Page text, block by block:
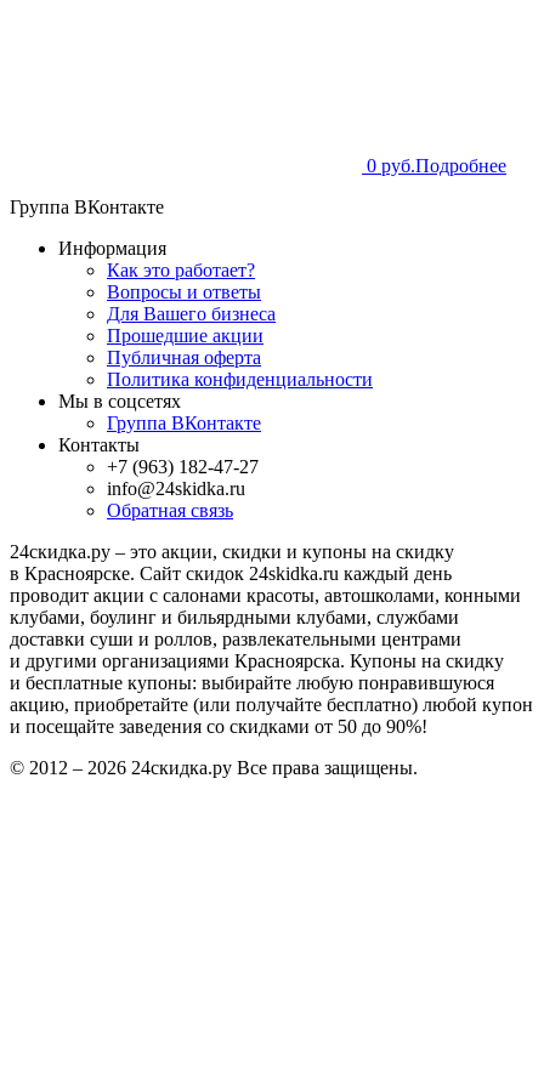
0 руб.Подробнее
Группа ВКонтакте
Информация
Как это работает?
Вопросы и ответы
Для Вашего бизнеса
Прошедшие акции
Публичная оферта
Политика конфиденциальности
Мы в соцсетях
Группа ВКонтакте
Контакты
+7 (963) 182-47-27
info@24skidka.ru
Обратная связь
24скидка.ру – это акции, скидки и купоны на скидку
в Красноярске. Сайт скидок 24skidka.ru каждый день
проводит акции с салонами красоты, автошколами, конными
клубами, боулинг и бильярдными клубами, службами
доставки суши и роллов, развлекательными центрами
и другими организациями Красноярска. Купоны на скидку
и бесплатные купоны: выбирайте любую понравившуюся
акцию, приобретайте (или получайте бесплатно) любой купон
и посещайте заведения со скидками от 50 до 90%!
© 2012 – 2026 24скидка.ру Все права защищены.